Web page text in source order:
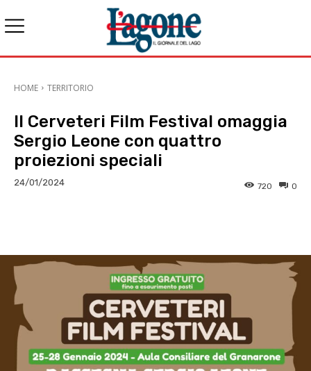
HOME TERRITORIO
Il Cerveteri Film Festival omaggia
Sergio Leone con quattro
proiezioni speciali
24/01/2024 0
720